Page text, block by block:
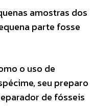
amostras dos
parte fosse
o uso de
seu preparo
de fósseis